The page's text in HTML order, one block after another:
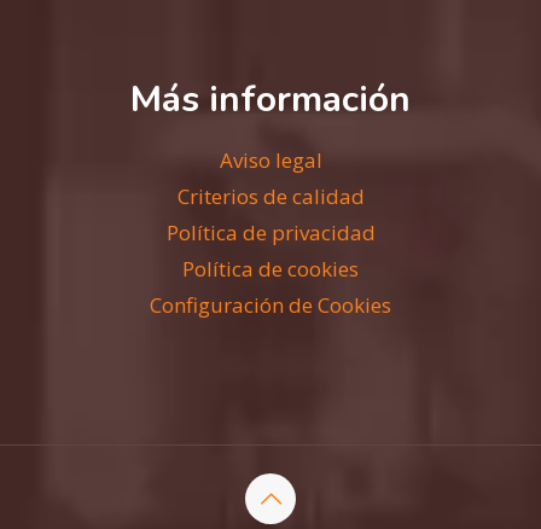
Más información
Aviso legal
Criterios de calidad
Política de privacidad
Política de cookies
Configuración de Cookies